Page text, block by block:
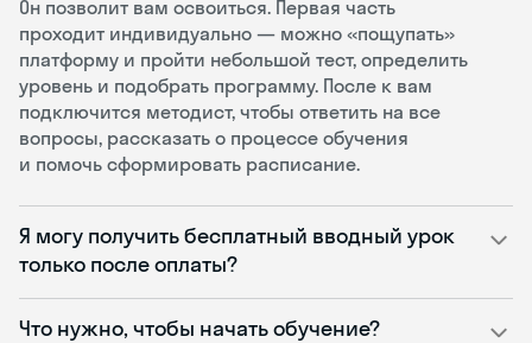
Он позволит вам освоиться. Первая часть
проходит индивидуально — можно «пощупать»
платформу и пройти небольшой тест, определить
уровень и подобрать программу. После к вам
подключится методист, чтобы ответить на все
вопросы, рассказать о процессе обучения
и помочь сформировать расписание.
Я могу получить бесплатный вводный урок
только после оплаты?
Что нужно, чтобы начать обучение?